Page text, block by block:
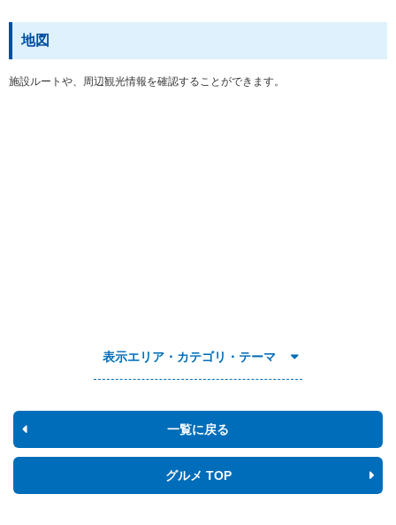
地図
施設ルートや、周辺観光情報を確認することができます。
表示エリア・カテゴリ・テーマ
一覧に戻る
グルメ TOP